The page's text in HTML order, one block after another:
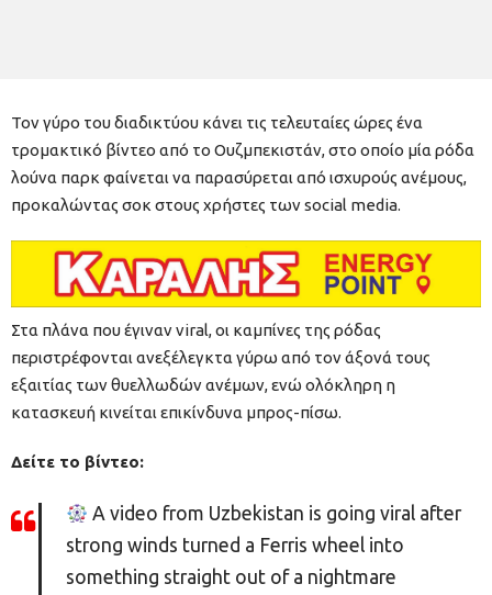
Τον γύρο του διαδικτύου κάνει τις τελευταίες ώρες ένα
τρομακτικό βίντεο από το Ουζμπεκιστάν, στο οποίο μία ρόδα
λούνα παρκ φαίνεται να παρασύρεται από ισχυρούς ανέμους,
προκαλώντας σοκ στους χρήστες των social media.
Στα πλάνα που έγιναν viral, οι καμπίνες της ρόδας
περιστρέφονται ανεξέλεγκτα γύρω από τον άξονά τους
εξαιτίας των θυελλωδών ανέμων, ενώ ολόκληρη η
κατασκευή κινείται επικίνδυνα μπρος-πίσω.
Δείτε το βίντεο:
A video from Uzbekistan is going viral after
strong winds turned a Ferris wheel into
something straight out of a nightmare